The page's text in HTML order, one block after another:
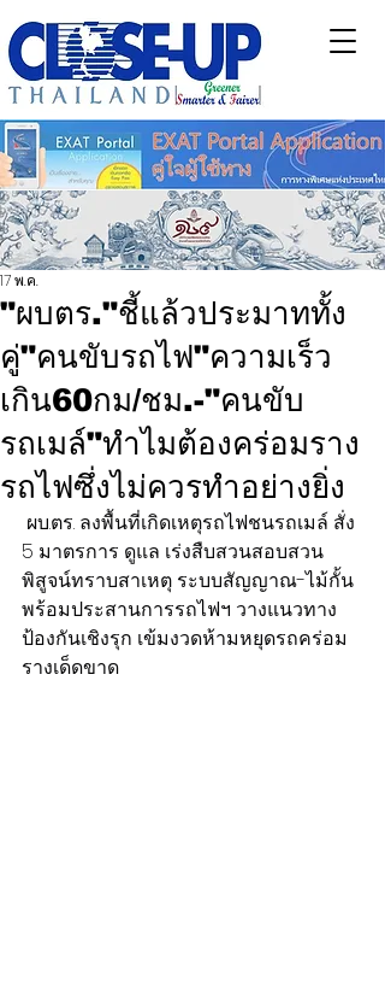
"ผบตร."ชี้แล้วประมาททั้ง
คู่"คนขับรถไฟ"ความเร็ว
เกิน60กม/ชม.-"คนขับ
รถเมล์"ทำไมต้องคร่อมราง
รถไฟซึ่งไม่ควรทำอย่างยิ่ง
17 พ.ค.
ผบ.ตร. ลงพื้นที่เกิดเหตุรถไฟชนรถเมล์ สั่ง
5 มาตรการ ดูแล เร่งสืบสวนสอบสวน
พิสูจน์ทราบสาเหตุ ระบบสัญญาณ-ไม้กั้น
พร้อมประสานการรถไฟฯ วางแนวทาง
ป้องกันเชิงรุก เข้มงวดห้ามหยุดรถคร่อม
รางเด็ดขาด